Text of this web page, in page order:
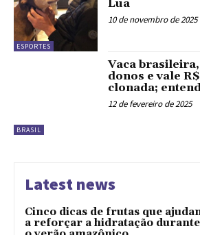
ESPORTES
Lua
10 de novembro de 2025
BRASIL
Vaca
donos e vale
clonada;
12 de fevereiro de 2025
Latest news
Cinco dicas de frutas que
a reforçar a hidratação durante